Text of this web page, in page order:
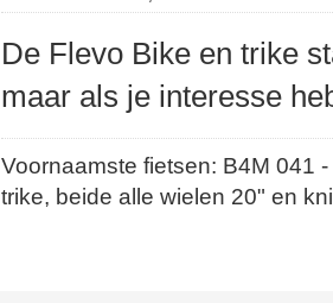
De Flevo Bike en trike
maar als je interesse
Voornaamste fietsen: B4M
trike, beide alle wielen 20" en